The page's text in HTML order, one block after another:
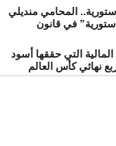
المحامي منديلي
دستورية” في قانون
التي حققها أسود
نهائي كأس العالم